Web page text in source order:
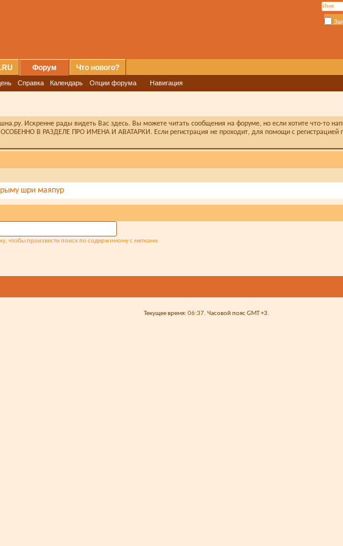
Форум
Справка Календарь Опции форума Навигация
Что нового?
Искренне рады видеть Вас здесь. Вы можете читать сообщения на форуме, но если хотите что-то
В РАЗДЕЛЕ ПРО ИМЕНА И АВАТАРКИ. Если регистрация не проходит, для помощи с
шри маяпур
чтобы произвести поиск по содержимому с метками.
Текущее время: 06:37. Часовой пояс GMT +3.